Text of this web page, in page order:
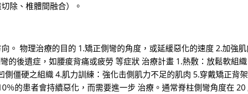
除、椎體間融合）。
。 物理治療的目的 1.矯正側彎的角度，或延緩惡化的速度 2.加強
的後遺症，如腰痠背痛或疲勞 等症狀 治療計畫 1.熱敷：放鬆軟組
側僵硬之組織 4.肌力訓練：強化击側肌力不足的肌肉 5.穿戴矯正背
的患者會持續惡化，而需要進一步 治療。通常脊柱側彎角度在